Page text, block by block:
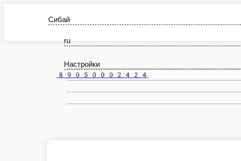
Сибай
ru
Настройки
89050002424